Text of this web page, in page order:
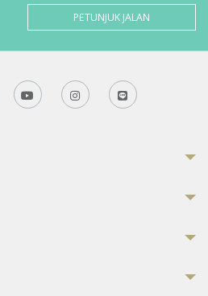
PETUNJUK JALAN